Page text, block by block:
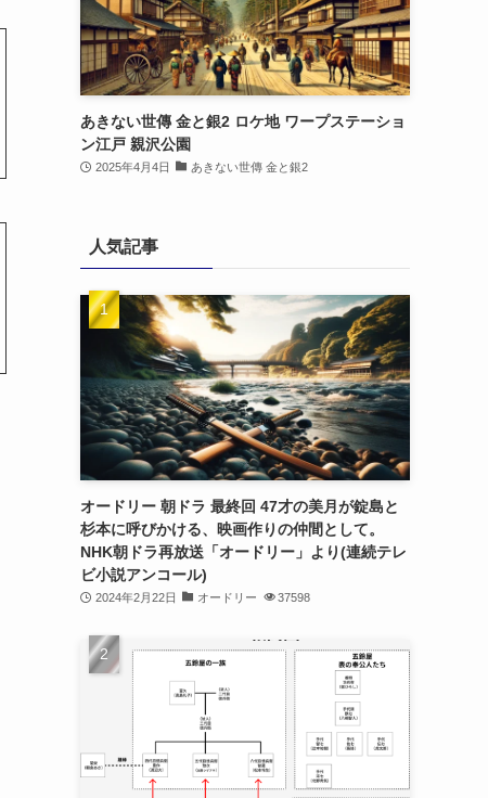
あきない世傳 金と銀2 ロケ地 ワープステーショ
ン江戸 親沢公園
2025年4月4日 あきない世傳 金と銀2
人気記事
オードリー 朝ドラ 最終回 47才の美月が錠島と
杉本に呼びかける、映画作りの仲間として。
NHK朝ドラ再放送「オードリー」より(連続テレ
ビ小説アンコール)
2024年2月22日 オードリー 37598